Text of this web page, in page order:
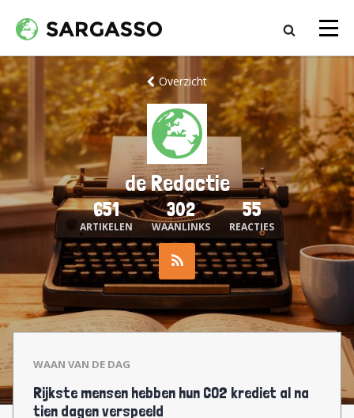
Overzicht
de Redactie
651
ARTIKELEN
302
WAANLINKS
55
REACTIES
WAAN VAN DE DAG
Rijkste mensen hebben hun CO2 krediet al na
tien dagen verspeeld